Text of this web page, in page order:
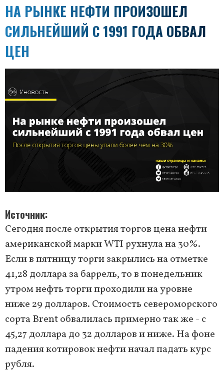
НА РЫНКЕ НЕФТИ ПРОИЗОШЕЛ
СИЛЬНЕЙШИЙ С 1991 ГОДА ОБВАЛ
ЦЕН
Источник
Сегодня после открытия торгов цена нефти
американской марки WTI рухнула на 30%.
Если в пятницу торги закрылись на отметке
41,28 доллара за баррель, то в понедельник
утром нефть торги проходили на уровне
ниже 29 долларов. Стоимость североморского
сорта Brent обвалилась примерно так же - с
45,27 доллара до 32 долларов и ниже. На фоне
падения котировок нефти начал падать курс
рубля.